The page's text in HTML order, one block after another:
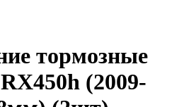
тормозные
(2009-